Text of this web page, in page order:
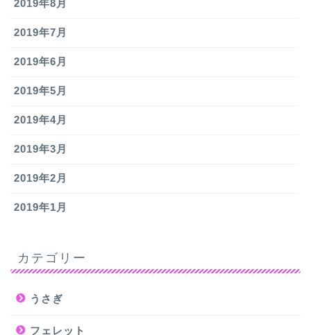
2019年8月
2019年7月
2019年6月
2019年5月
2019年4月
2019年3月
2019年2月
2019年1月
カテゴリー
うさぎ
フェレット